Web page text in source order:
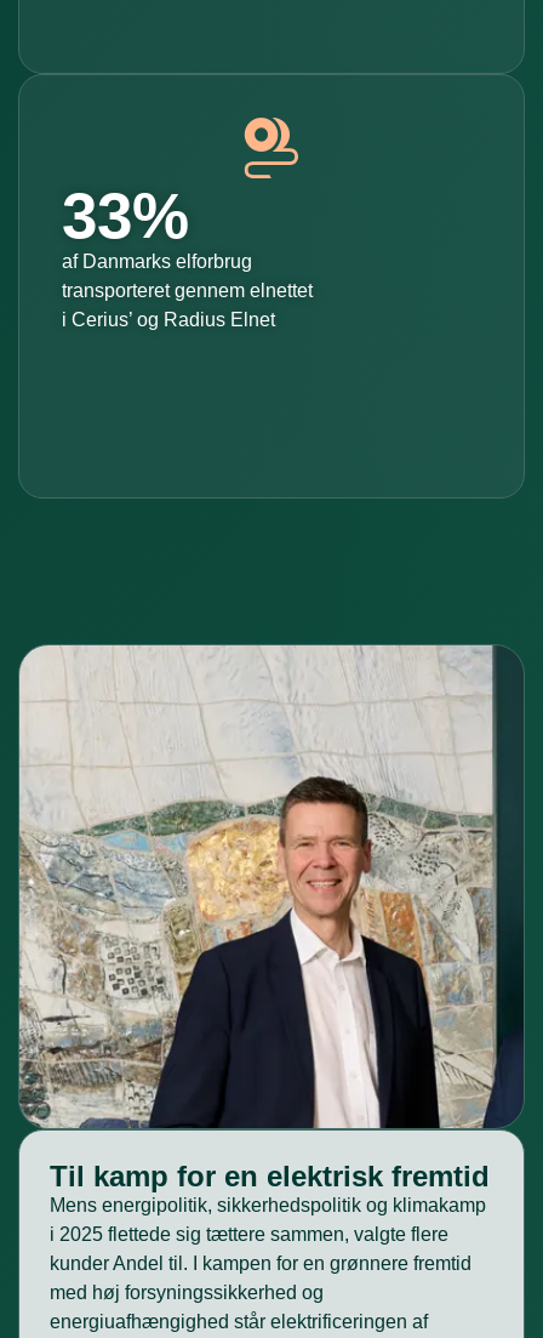
33%
af Danmarks elforbrug
transporteret gennem elnettet
i Cerius’ og Radius Elnet
Til kamp for en elektrisk fremtid
Mens energipolitik, sikkerhedspolitik og klimakamp
i 2025 flettede sig tættere sammen, valgte flere
kunder Andel til. I kampen for en grønnere fremtid
med høj forsyningssikkerhed og
energiuafhængighed står elektrificeringen af